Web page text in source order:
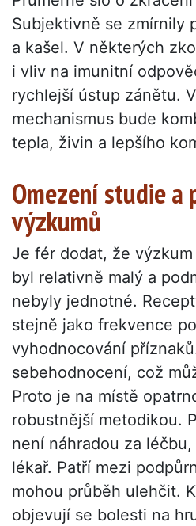
Subjektivně se zmírnily
a kašel. V některých
i vliv na imunitní
rychlejší ústup zánětu.
mechanismus bude
tepla, živin a lepšího
Omezení studie a
výzkumů
Je fér dodat, že
byl relativně malý a
nebyly jednotné.
stejně jako frekvence
vyhodnocování
sebehodnocení, což
Proto je na místě
robustnější metodikou.
není náhradou za
lékař. Patří mezi
mohou průběh ulehčit.
objevují se bolesti na